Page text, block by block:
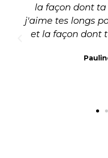
la façon dont
j'aime tes longs
et la façon dont